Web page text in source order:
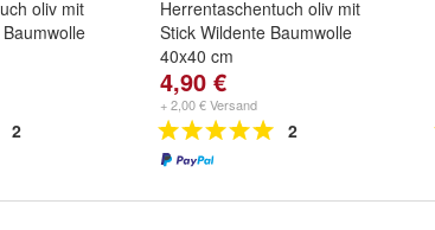
oliv mit
2
Herrentaschentuch oliv mit
Stick Wildente Baumwolle
40x40 cm
4,90 €
+ 2,00 € Versand
2